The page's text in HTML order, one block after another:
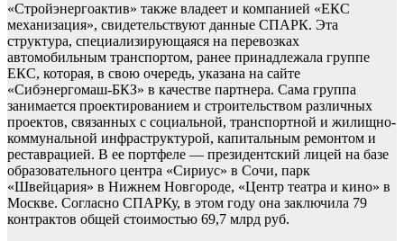
«Стройэнергоактив» также владеет и компанией «ЕКС
механизация», свидетельствуют данные СПАРК. Эта
структура, специализирующаяся на перевозках
автомобильным транспортом, ранее принадлежала группе
ЕКС, которая, в свою очередь, указана на сайте
«Сибэнергомаш-БКЗ» в качестве партнера. Сама группа
занимается проектированием и строительством различных
проектов, связанных с социальной, транспортной и жилищно-
коммунальной инфраструктурой, капитальным ремонтом и
реставрацией. В ее портфеле — президентский лицей на базе
образовательного центра «Сириус» в Сочи, парк
«Швейцария» в Нижнем Новгороде, «Центр театра и кино» в
Москве. Согласно СПАРКу, в этом году она заключила 79
контрактов общей стоимостью 69,7 млрд руб.